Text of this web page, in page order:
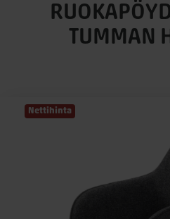
TUMMAN
Nettihinta